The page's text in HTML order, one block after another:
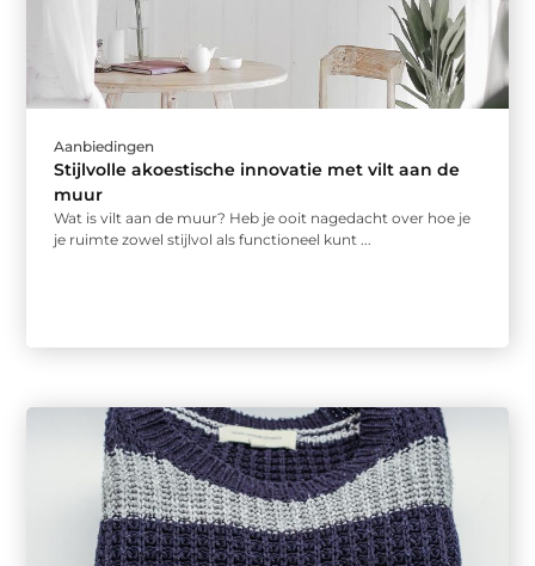
Aanbiedingen
Stijlvolle akoestische innovatie met vilt aan de
muur
Wat is vilt aan de muur? Heb je ooit nagedacht over hoe je
je ruimte zowel stijlvol als functioneel kunt ...